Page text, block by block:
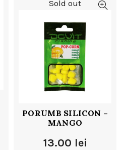
Sold out
PORUMB SILICON –
MANGO
13.00 lei